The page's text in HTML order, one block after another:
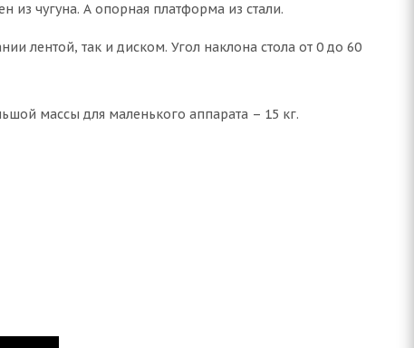
чугуна. А опорная платформа из стали.
лентой, так и диском. Угол наклона стола от 0 до 60
массы для маленького аппарата – 15 кг.